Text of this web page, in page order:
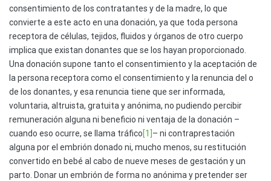
consentimiento de los contratantes y de la madre, lo que
convierte a este acto en una donación, ya que toda persona
receptora de células, tejidos, fluidos y órganos de otro cuerpo
implica que existan donantes que se los hayan proporcionado.
Una donación supone tanto el consentimiento y la aceptación de
la persona receptora como el consentimiento y la renuncia del o
de los donantes, y esa renuncia tiene que ser informada,
voluntaria, altruista, gratuita y anónima, no pudiendo percibir
remuneración alguna ni beneficio ni ventaja de la donación –
cuando eso ocurre, se llama tráfico[1] – ni contraprestación
alguna por el embrión donado ni, mucho menos, su restitución
convertido en bebé al cabo de nueve meses de gestación y un
parto. Donar un embrión de forma no anónima y pretender ser